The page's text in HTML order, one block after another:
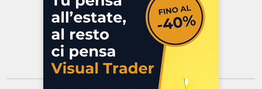
Commenti e segnalazioni
Contattaci